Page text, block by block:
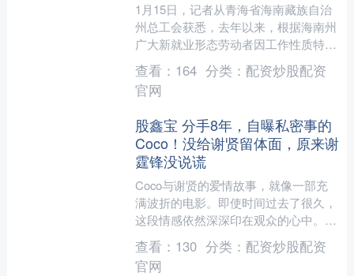
1月15日，记者从青海省海南藏族自治
州总工会获悉，去年以来，根据海南州
广大新就业形态劳动者因工作性质特
殊、工作忙碌而无法按时就餐的实际问
题，海南州总工会精心筹备....
查看： 164 分类： 配资炒股配资
官网
股鑫宝 分手8年，自曝私密事的
Coco！没给谢贤留体面，原来谢
霆锋没说谎
Coco与谢贤的爱情故事，就像一部充
满波折的电影。即使时间过去了很久，
这段情感依然深深印在观众的心中。
Coco复出的时刻，带给大家的并不仅
仅是回忆，她分享的每一....
查看： 130 分类： 配资炒股配资
官网